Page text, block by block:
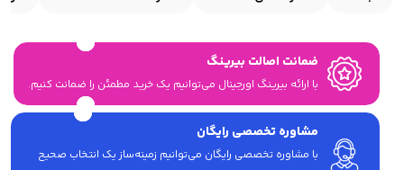
ضمانت اصالت بیرینگ
با ارائه بیرینگ اورجینال می‎‌توانیم یک خرید مطمئن را ضمانت کنیم.
مشاوره تخصصی رایگان
با مشاوره تخصصی رایگان می‌توانیم زمینه‌ساز یک انتخاب صحیح